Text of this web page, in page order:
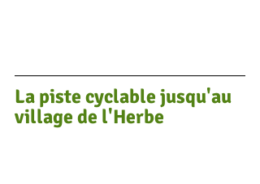
La piste cyclable jusqu'au
village de l'Herbe